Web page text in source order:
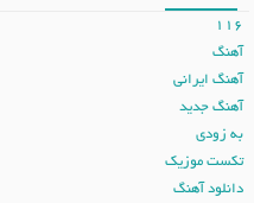
116
آهنگ
آهنگ ایرانی
آهنگ جدید
به زودی
تکست موزیک
دانلود آهنگ